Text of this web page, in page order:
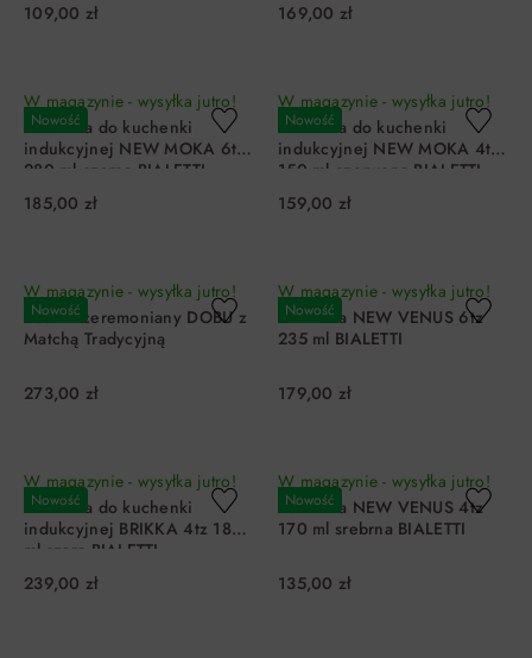
109,00 zł 169,00 zł
Nowość
W magazynie - wysyłka jutro!
Kawiarka do kuchenki
indukcyjnej NEW MOKA 6tz
280 ml czarna BIALETTI
185,00 zł
Nowość
W magazynie - wysyłka jutro!
Kawiarka do kuchenki
indukcyjnej NEW MOKA 4tz
150 ml czerwona BIALETTI
159,00 zł
Nowość
W magazynie - wysyłka jutro!
Zestaw ceremoniany DOBU z
Matchą Tradycyjną
273,00 zł
Nowość
W magazynie - wysyłka jutro!
Kawiarka NEW VENUS 6tz
235 ml BIALETTI
179,00 zł
Nowość
W magazynie - wysyłka jutro!
Kawiarka do kuchenki
indukcyjnej BRIKKA 4tz 180
ml szara BIALETTI
239,00 zł
Nowość
W magazynie - wysyłka jutro!
Kawiarka NEW VENUS 4tz
170 ml srebrna BIALETTI
135,00 zł